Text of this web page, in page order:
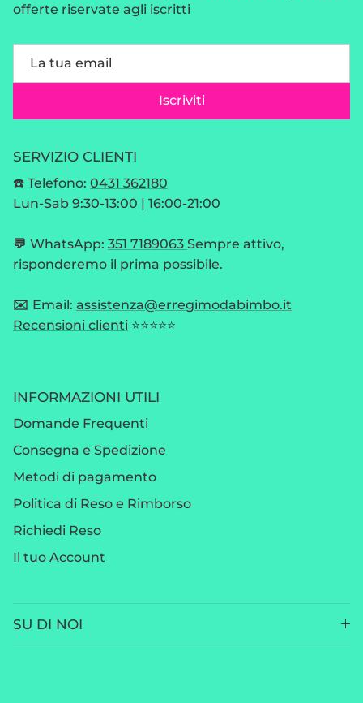
offerte riservate agli iscritti
Iscriviti
SERVIZIO CLIENTI
☎️ Telefono: 0431 362180
Lun-Sab 9:30-13:00 | 16:00-21:00
💬 WhatsApp: 351 7189063 Sempre attivo,
risponderemo il prima possibile.
✉️ Email: assistenza@erregimodabimbo.it
Recensioni clienti ⭐⭐⭐⭐⭐
INFORMAZIONI UTILI
Domande Frequenti
Consegna e Spedizione
Metodi di pagamento
Politica di Reso e Rimborso
Richiedi Reso
Il tuo Account
SU DI NOI